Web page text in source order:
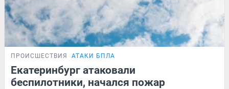
ПРОИСШЕСТВИЯ АТАКИ БПЛА
Екатеринбург атаковали
беспилотники, начался пожар